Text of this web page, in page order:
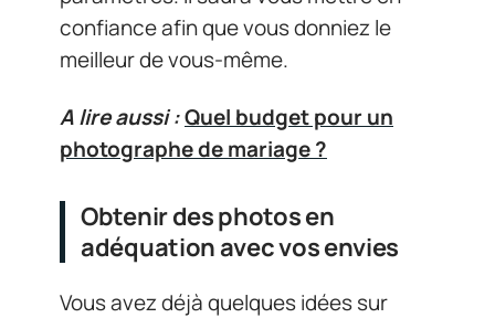
confiance afin que vous donniez le
meilleur de vous-même.
A lire aussi :Quel budget pour un
photographe de mariage ?
Obtenir des photos en
adéquation avec vos envies
Vous avez déjà quelques idées sur